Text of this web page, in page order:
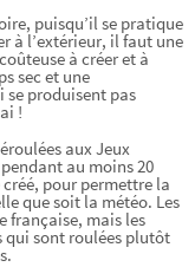
puisqu’il se pratique
à l’extérieur, il faut une
à créer et à
sec et une
produisent pas
!
aux Jeux
au moins 20
créé, pour permettre la
que soit la météo. Les
française, mais les
qui sont roulées plutôt